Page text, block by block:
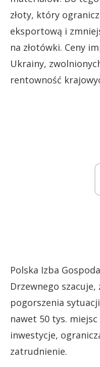
złoty, który
eksportową i
na złotówki. Ceny
Ukrainy,
rentowność
Polska Izba
Drzewnego
pogorszenia
nawet 50 tys.
inwestycje,
zatrudnienie.